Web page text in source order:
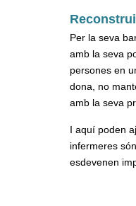
Per la seva
amb la seva
persones en
dona, no
amb la seva
I aquí poden
infermeres
esdevenen